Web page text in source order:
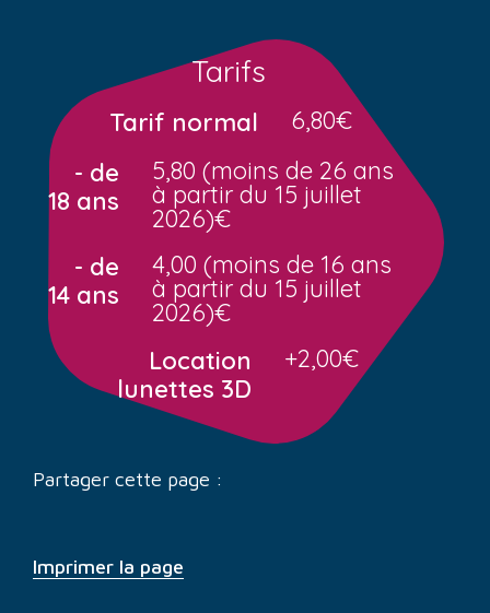
Tarifs
Tarif normal
6,80€
- de
18 ans
5,80 (moins de 26 ans
à partir du 15 juillet
2026)€
- de
14 ans
4,00 (moins de 16 ans
à partir du 15 juillet
2026)€
Location
lunettes 3D
+2,00€
Partager cette page :
Imprimer la page